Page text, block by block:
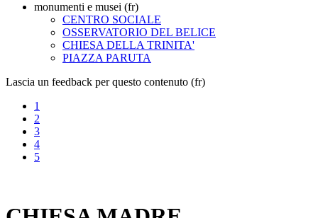
monumenti e musei (fr)
CENTRO SOCIALE
OSSERVATORIO DEL BELICE
CHIESA DELLA TRINITA'
PIAZZA PARUTA
Lascia un feedback per questo contenuto (fr)
1
2
3
4
5